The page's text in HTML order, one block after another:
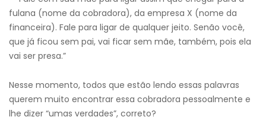
fulana (nome da cobradora), da empresa X (nome da
financeira). Fale para ligar de qualquer jeito. Senão você,
que já ficou sem pai, vai ficar sem mãe, também, pois ela
vai ser presa.”
Nesse momento, todos que estão lendo essas palavras
querem muito encontrar essa cobradora pessoalmente e
lhe dizer “umas verdades”, correto?